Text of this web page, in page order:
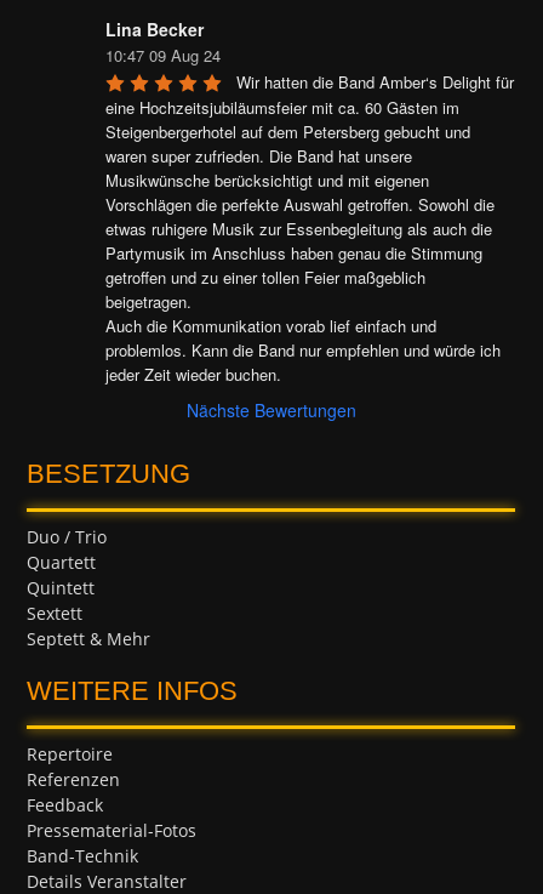
Lina Becker
10:47 09 Aug 24
Wir hatten die Band Amber‘s Delight für
eine Hochzeitsjubiläumsfeier mit ca. 60 Gästen im
Steigenbergerhotel auf dem Petersberg gebucht und
waren super zufrieden. Die Band hat unsere
Musikwünsche berücksichtigt und mit eigenen
Vorschlägen die perfekte Auswahl getroffen. Sowohl die
etwas ruhigere Musik zur Essenbegleitung als auch die
Partymusik im Anschluss haben genau die Stimmung
getroffen und zu einer tollen Feier maßgeblich
beigetragen.
Auch die Kommunikation vorab lief einfach und
problemlos. Kann die Band nur empfehlen und würde ich
jeder Zeit wieder buchen.
Nächste Bewertungen
BESETZUNG
Duo / Trio
Quartett
Quintett
Sextett
Septett & Mehr
WEITERE INFOS
Repertoire
Referenzen
Feedback
Pressematerial-Fotos
Band-Technik
Details Veranstalter